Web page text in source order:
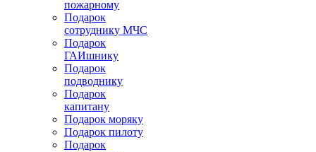
пожарному
Подарок
сотруднику МЧС
Подарок
ГАИшнику
Подарок
подводнику
Подарок
капитану
Подарок моряку
Подарок пилоту
Подарок